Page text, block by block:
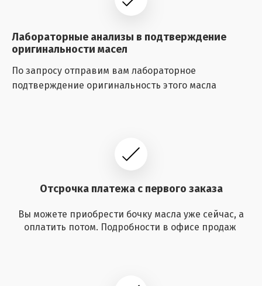
Лабораторные анализы в подтверждение
оригинальности масел
По запросу отправим вам лабораторное
подтверждение оригинальность этого масла
Отсрочка платежа с первого заказа
Вы можете приобрести бочку масла уже сейчас, а
оплатить потом. Подробности в офисе продаж